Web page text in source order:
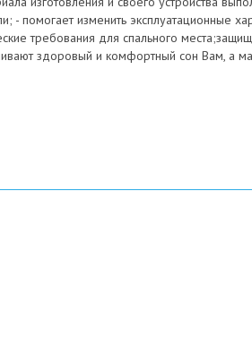
помогает изменить эксплуатационные
требования для спального
здоровый и комфортный сон Вам, а